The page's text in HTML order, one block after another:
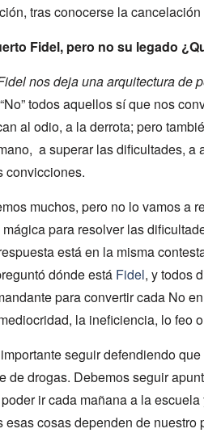
tras conocerse la
Fidel, pero no su legado
nos deja una arquitectura de
todos aquellos sí que nos
al odio, a la derrota; pero
a superar las dificultades,
convicciones.
muchos, pero no lo vamos a
para resolver las
está en la misma
dónde está Fidel, y todos
para convertir cada No
la ineficiencia, lo feo
seguir defendiendo
de drogas. Debemos seguir
ir cada mañana a la
esas cosas dependen de